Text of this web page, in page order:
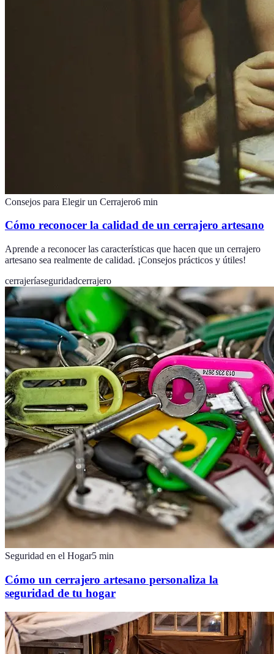
Consejos para Elegir un Cerrajero6 min
Cómo reconocer la calidad de un cerrajero artesano
Aprende a reconocer las características que hacen que un cerrajero
artesano sea realmente de calidad. ¡Consejos prácticos y útiles!
cerrajeríaseguridadcerrajero
Seguridad en el Hogar5 min
Cómo un cerrajero artesano personaliza la
seguridad de tu hogar